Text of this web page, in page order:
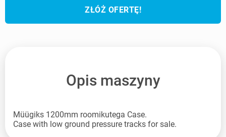
ZŁÓŻ OFERTĘ!
Opis maszyny
Müügiks 1200mm roomikutega Case.